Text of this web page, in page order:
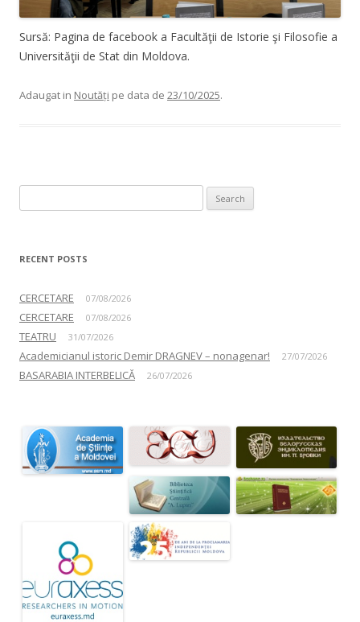
Sursă: Pagina de facebook a Facultăţii de Istorie şi Filosofie a
Universităţii de Stat din Moldova.
Adaugat in Noutăți pe data de 23/10/2025.
RECENT POSTS
CERCETARE 07/08/2026
CERCETARE 07/08/2026
TEATRU 31/07/2026
Academicianul istoric Demir DRAGNEV – nonagenar! 27/07/2026
BASARABIA INTERBELICĂ 26/07/2026